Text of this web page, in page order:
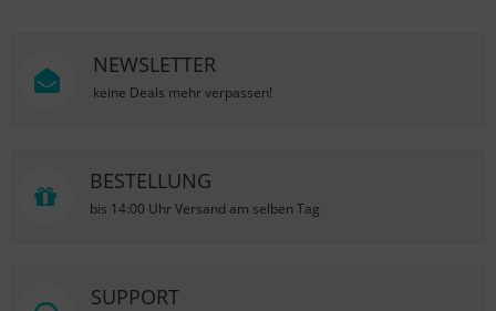
NEWSLETTER
keine Deals mehr verpassen!
BESTELLUNG
bis 14:00 Uhr Versand am selben Tag
SUPPORT